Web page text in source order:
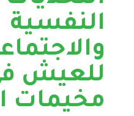
النفسية
للعيش
مخيمات